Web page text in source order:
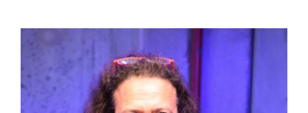
zur
Schatzmeisterin
Augsburg